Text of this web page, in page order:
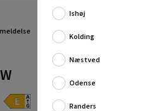
24-serie.
Ishøj
Kolding
Næstved
Odense
Randers